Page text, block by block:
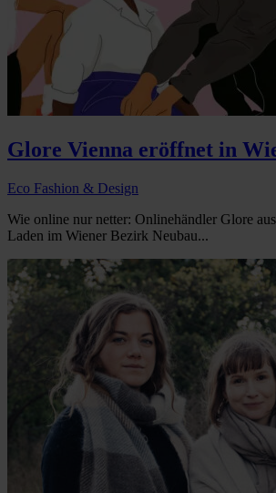
Glore Vienna eröffnet in
Eco Fashion & Design
Wie online nur netter: Onlinehändler Glore
Laden im Wiener Bezirk Neubau...